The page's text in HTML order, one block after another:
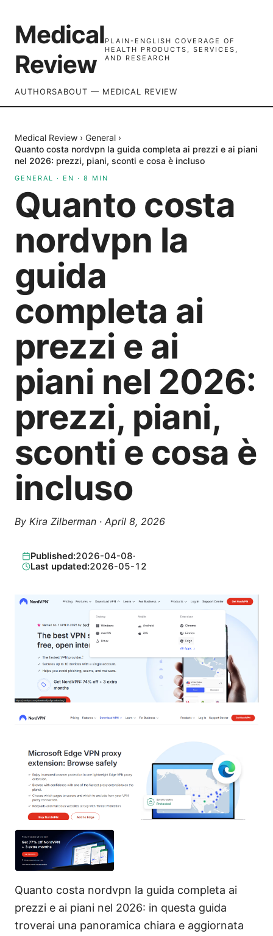
Medical
Review
PLAIN-ENGLISH COVERAGE OF
HEALTH PRODUCTS, SERVICES,
AND RESEARCH
AUTHORSABOUT — MEDICAL REVIEW
Medical Review › General ›
Quanto costa nordvpn la guida completa ai prezzi e ai piani
nel 2026: prezzi, piani, sconti e cosa è incluso
GENERAL · EN · 8 MIN
Quanto costa
nordvpn la
guida
completa ai
prezzi e ai
piani nel 2026:
prezzi, piani,
sconti e cosa è
incluso
By Kira Zilberman · April 8, 2026
Published:2026-04-08·
Last updated:2026-05-12
Quanto costa nordvpn la guida completa ai
prezzi e ai piani nel 2026: in questa guida
troverai una panoramica chiara e aggiornata